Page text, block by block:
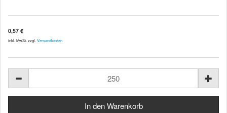
0,57 €
inkl. MwSt. zzgl. Versandkosten